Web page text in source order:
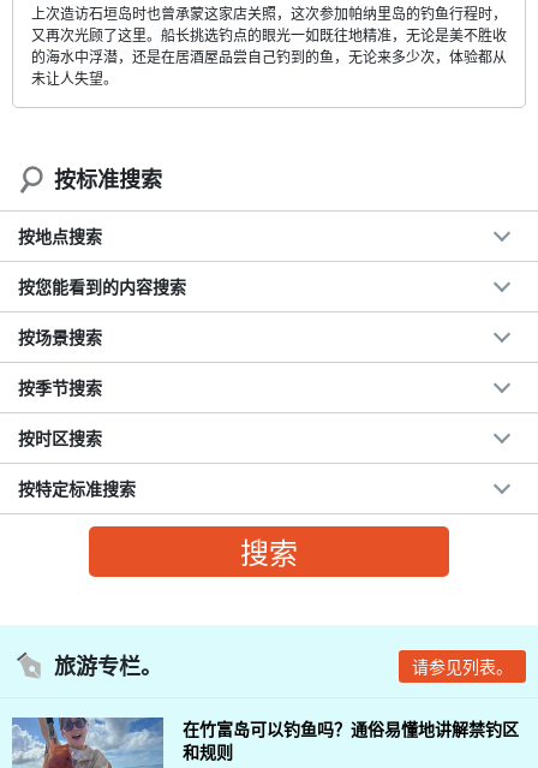
上次造访石垣岛时也曾承蒙这家店关照，这次参加帕纳里岛的钓鱼行程时，
又再次光顾了这里。船长挑选钓点的眼光一如既往地精准，无论是美不胜收
的海水中浮潜，还是在居酒屋品尝自己钓到的鱼，无论来多少次，体验都从
未让人失望。
按标准搜索
按地点搜索
按您能看到的内容搜索
按场景搜索
按季节搜索
按时区搜索
按特定标准搜索
旅游专栏。 请参见列表。
在竹富岛可以钓鱼吗？通俗易懂地讲解禁钓区
和规则